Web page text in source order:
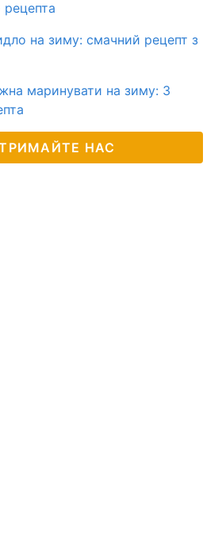
рецепта
на зиму: смачний рецепт з
маринувати на зиму: 3
НАС